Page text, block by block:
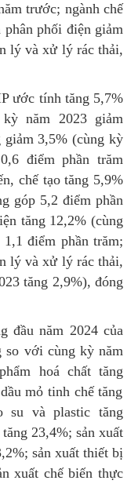
trước; ngành chế
phân phối điện giảm
lý và xử lý rác thải,
ước tính tăng 5,7%
kỳ năm 2023giảm
giảm 3,5% (cùng kỳ
0,6 điểm phần trăm
chế tạo tăng 5,9%
góp 5,2 điểm phần
tăng 12,2% (cùng
điểm phần trăm;
lý và xử lý rác thải,
tăng 2,9%), đóng
đầu năm 2024 của
so với cùng kỳ năm
hoá chất tăng
mỏ tinh chế tăng
su và plastic tăng
23,4%; sản xuất
%; sản xuất thiết bị
xuất chế biến thực